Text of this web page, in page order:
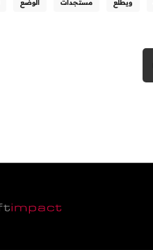
ويطلع مستجدات الوضع